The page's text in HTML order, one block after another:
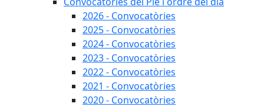
2026 - Convocatòries
2025 - Convocatòries
2024 - Convocatòries
2023 - Convocatòries
2022 - Convocatòries
2021 - Convocatòries
2020 - Convocatòries